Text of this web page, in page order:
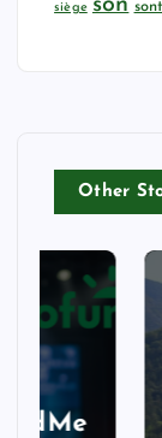
siège sont
Other
Tour